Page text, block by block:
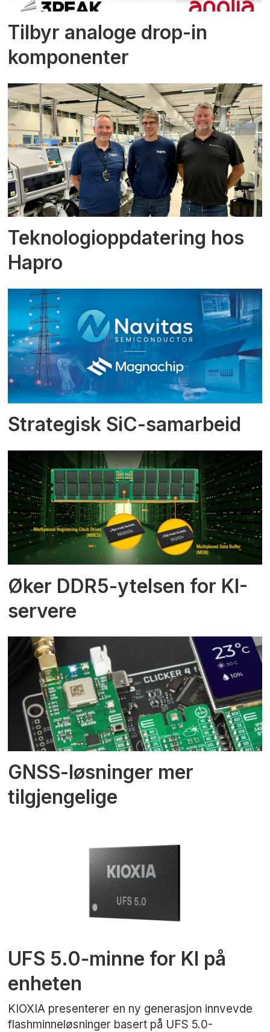
Tilbyr analoge drop-in
komponenter
Teknologioppdatering hos
Hapro
Strategisk SiC-samarbeid
Øker DDR5-ytelsen for KI-
servere
GNSS-løsninger mer
tilgjengelige
UFS 5.0-minne for KI på
enheten
KIOXIA presenterer en ny generasjon innvevde
flashminneløsninger basert på UFS 5.0-